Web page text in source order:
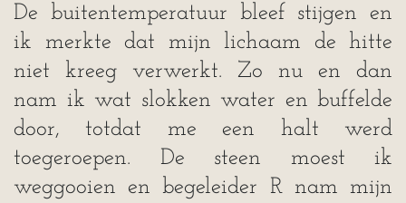
De buitentemperatuur bleef stijgen en
ik merkte dat mijn lichaam de hitte
niet kreeg verwerkt. Zo nu en dan
nam ik wat slokken water en buffelde
door, totdat me een halt werd
toegeroepen. De steen moest ik
weggooien en begeleider R nam mijn